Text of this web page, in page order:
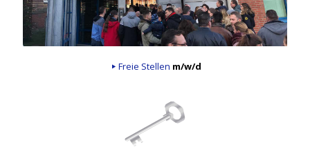
Freie Stellen m/w/d